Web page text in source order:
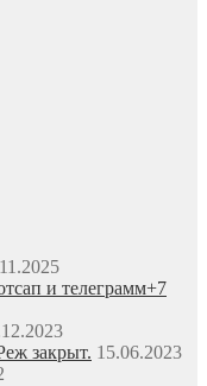
и телеграмм+7
закрыт. 15.06.2023